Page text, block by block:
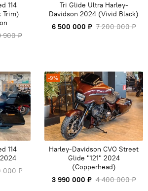
114
Trim)
900 ₽
Tri Glide Ultra Harley-
Davidson 2024 (Vivid Black)
6 500 000 ₽ 7 200 000 ₽
114
000 ₽
-9%
Harley-Davidson CVO Street
Glide "121" 2024
(Copperhead)
3 990 000 ₽ 4 400 000 ₽